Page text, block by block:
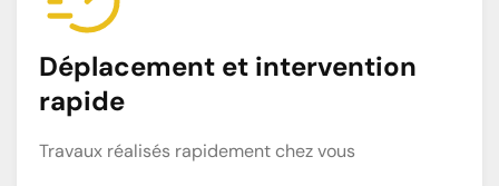
Déplacement et intervention
rapide
Travaux réalisés rapidement chez vous